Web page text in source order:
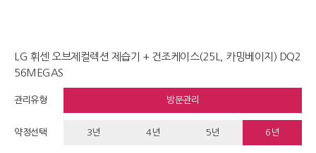
LG 휘센 오브제컬렉션 제습기 + 건조케이스(25L, 카밍베이지) DQ2
56MEGAS
관리유형 방문관리
약정선택 3년 4년 5년 6년